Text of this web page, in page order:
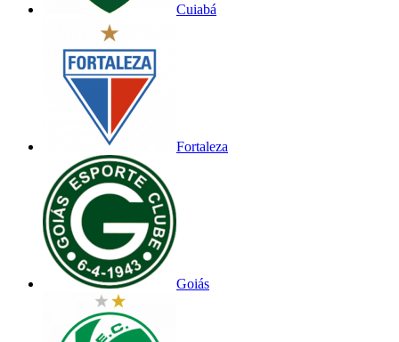
Cuiabá
Fortaleza
Goiás